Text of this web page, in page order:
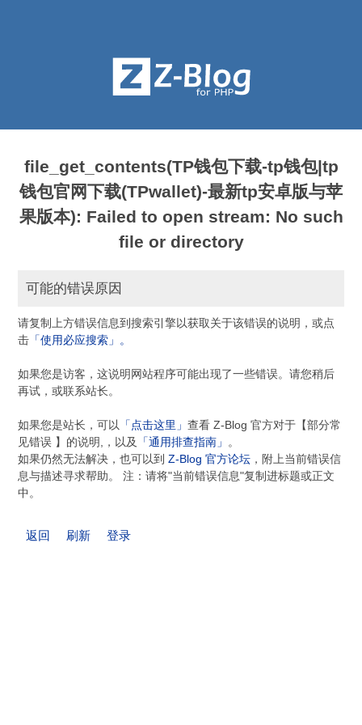
file_get_contents(TP钱包下载-tp钱包|tp
钱包官网下载(TPwallet)-最新tp安卓版与苹
果版本): Failed to open stream: No such
file or directory
可能的错误原因
请复制上方错误信息到搜索引擎以获取关于该错误的说明，或点
击 「使用必应搜索」。
如果您是访客，这说明网站程序可能出现了一些错误。请您稍后
再试，或联系站长。
如果您是站长，可以 「点击这里」查看 Z-Blog 官方对于【部分常
见错误 】的说明,，以及
「通用排查指南」 。
如果仍然无法解决，也可以到Z-Blog 官方论坛 ，附上当前错误信
息与描述寻求帮助。 注：请将"当前错误信息"复制进标题或正文
中。
返回 刷新 登录